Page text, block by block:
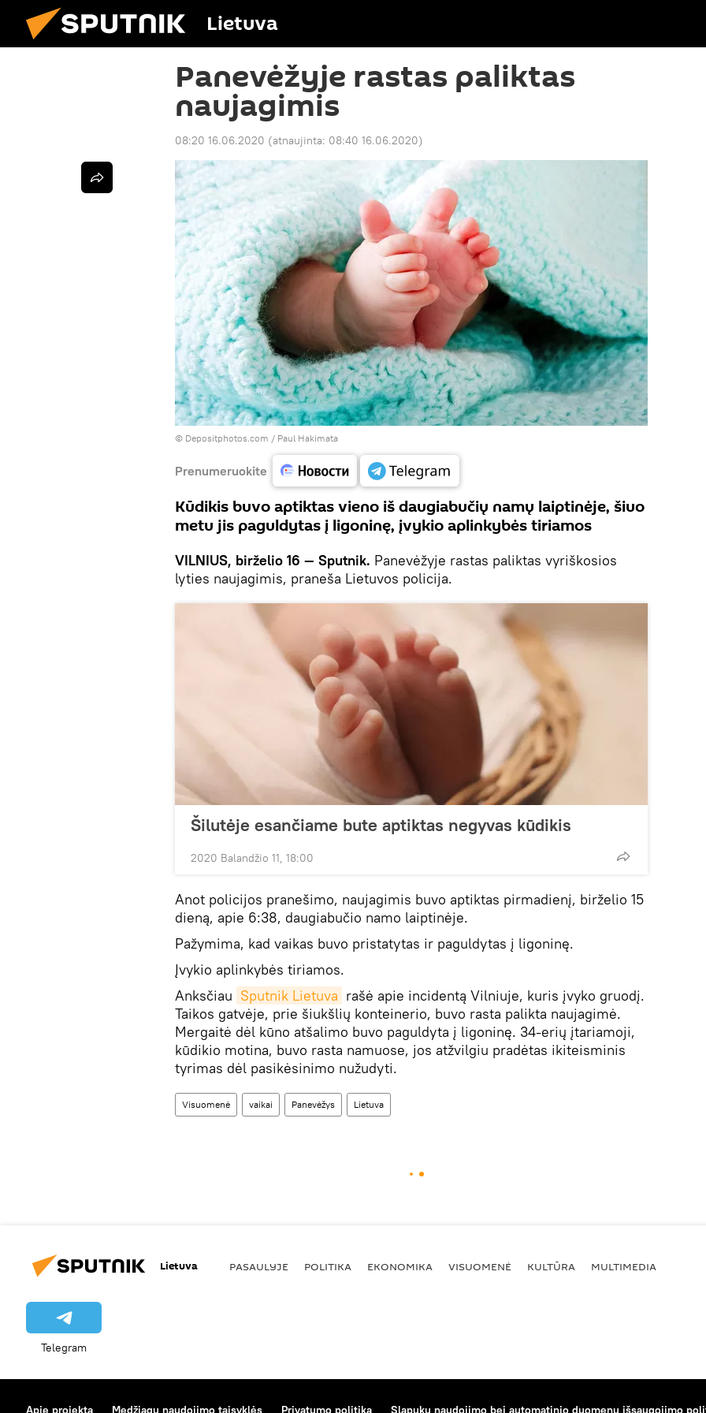
Lietuva
Panevėžyje rastas paliktas
naujagimis
08:20 16.06.2020 (atnaujinta: 08:40 16.06.2020)
© Depositphotos.com / Paul Hakimata
Prenumeruokite
Kūdikis buvo aptiktas vieno iš daugiabučių namų laiptinėje, šiuo
metu jis paguldytas į ligoninę, įvykio aplinkybės tiriamos
VILNIUS, birželio 16 — Sputnik. Panevėžyje rastas paliktas vyriškosios
lyties naujagimis, praneša Lietuvos policija.
Šilutėje esančiame bute aptiktas negyvas kūdikis
2020 Balandžio 11, 18:00
Anot policijos pranešimo, naujagimis buvo aptiktas pirmadienį, birželio 15
dieną, apie 6:38, daugiabučio namo laiptinėje.
Pažymima, kad vaikas buvo pristatytas ir paguldytas į ligoninę.
Įvykio aplinkybės tiriamos.
Anksčiau Sputnik Lietuva rašė apie incidentą Vilniuje, kuris įvyko gruodį.
Taikos gatvėje, prie šiukšlių konteinerio, buvo rasta palikta naujagimė.
Mergaitė dėl kūno atšalimo buvo paguldyta į ligoninę. 34-erių įtariamoji,
kūdikio motina, buvo rasta namuose, jos atžvilgiu pradėtas ikiteisminis
tyrimas dėl pasikėsinimo nužudyti.
Visuomenė vaikai Panevėžys Lietuva
Lietuva PASAULYJE POLITIKA EKONOMIKA VISUOMENĖ KULTŪRA MULTIMEDIA
Telegram
Apie projektą Medžiagų naudojimo taisyklės Privatumo politika Slapukų naudojimo bei automatinio duomenų išsaugojimo